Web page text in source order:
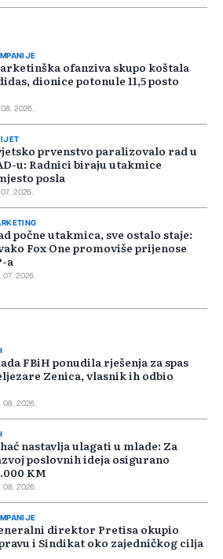
ofanziva skupo koštala
dionice potonule 11,5 posto
08. 2026.
prvenstvo paralizovalo rad u
u: Radnici biraju utakmice
posla
07. 2026.
počne utakmica, sve ostalo staje:
Fox One promoviše prijenose
a
07. 2026.
FBiH ponudila rješenja za spas
Zenica, vlasnik ih odbio
08. 2026.
nastavlja ulagati u mlade: Za
poslovnih ideja osigurano
KM
08. 2026.
direktor Pretisa okupio
i Sindikat oko zajedničkog cilja